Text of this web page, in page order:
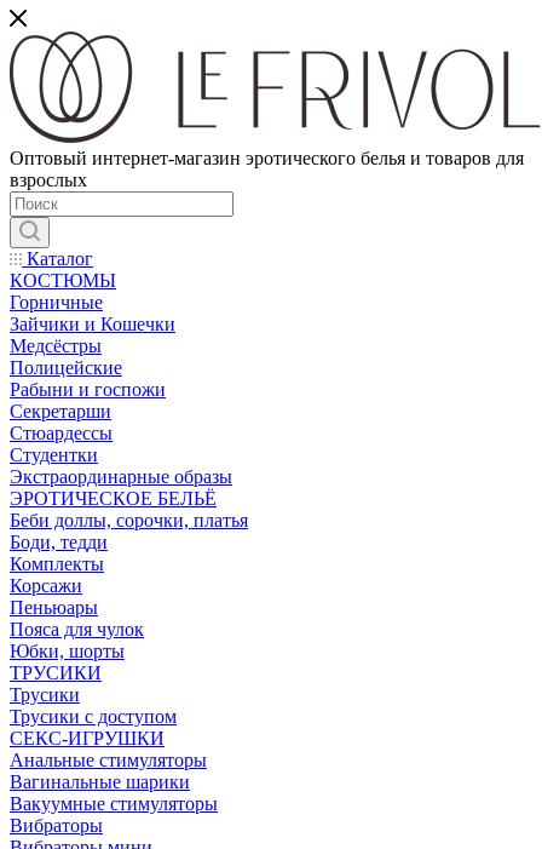
Оптовый интернет-магазин эротического белья и товаров для
взрослых
Каталог
КОСТЮМЫ
Горничные
Зайчики и Кошечки
Медсёстры
Полицейские
Рабыни и госпожи
Секретарши
Стюардессы
Студентки
Экстраординарные образы
ЭРОТИЧЕСКОЕ БЕЛЬЁ
Беби доллы, сорочки, платья
Боди, тедди
Комплекты
Корсажи
Пеньюары
Пояса для чулок
Юбки, шорты
ТРУСИКИ
Трусики
Трусики с доступом
СЕКС-ИГРУШКИ
Анальные стимуляторы
Вагинальные шарики
Вакуумные стимуляторы
Вибраторы